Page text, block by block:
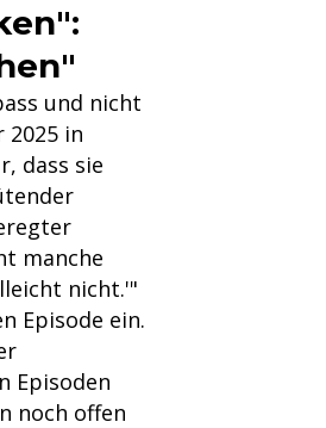
und nicht
2025 in
dass sie
manche
nicht.'"
Episode ein.
Episoden
noch offen